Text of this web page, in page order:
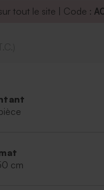
masse de cacao,
de soja, de lait, et de
tout le site | Code :
cm